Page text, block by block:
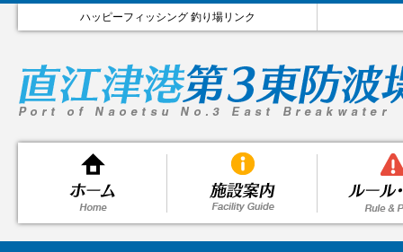
ハッピーフィッシング 釣り場リンク